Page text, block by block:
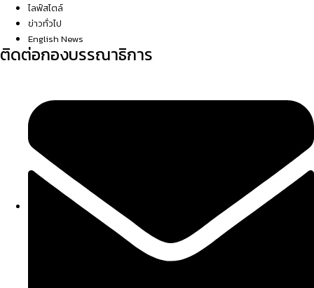
ไลฟ์สไตล์
ข่าวทั่วไป
English News
ติดต่อกองบรรณาธิการ